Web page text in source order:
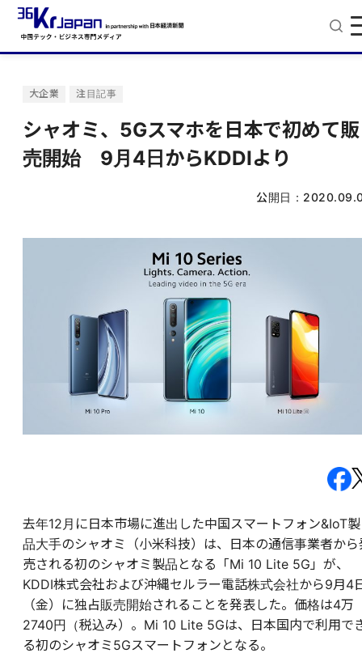
大企業 注目記事
シャオミ、5Gスマホを日本で初めて販
売開始 9月4日からKDDIより
公開日：
去年12月に日本市場に進出した中国スマートフォン&IoT製
品大手のシャオミ（小米科技）は、日本の通信事業者から
売される初のシャオミ製品となる「Mi 10 Lite 5G」が、
KDDI株式会社および沖縄セルラー電話株式会社から9月4
（金）に独占販売開始されることを発表した。価格は4万
2740円（税込み）。Mi 10 Lite 5Gは、日本国内で利用で
る初のシャオミ5Gスマートフォンとなる。